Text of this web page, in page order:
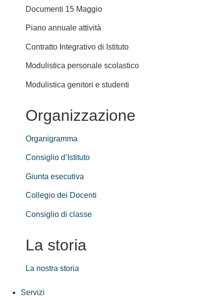
Documenti 15 Maggio
Piano annuale attività
Contratto Integrativo di Istituto
Modulistica personale scolastico
Modulistica genitori e studenti
Organizzazione
Organigramma
Consiglio d’Istituto
Giunta esecutiva
Collegio dei Docenti
Consiglio di classe
La storia
La nostra storia
Servizi